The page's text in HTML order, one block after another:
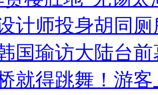
计师投身胡同
国瑜访大陆台
就得跳舞！游客